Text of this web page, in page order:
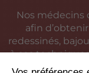
Nos
afin
redessinés,
à ces
et sublimer